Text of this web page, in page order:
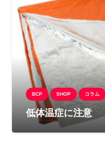
BCP SHOP コラム
低体温症に注意